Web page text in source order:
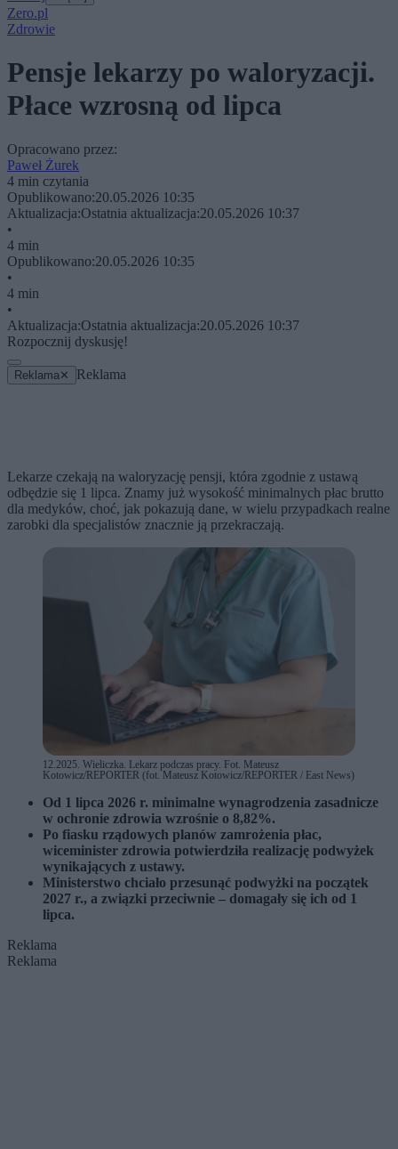
Zero.pl
Zdrowie
Pensje lekarzy po waloryzacji.
Płace wzrosną od lipca
Opracowano przez:
Paweł Żurek
4 min czytania
Opublikowano:20.05.2026 10:35
Aktualizacja:Ostatnia aktualizacja:20.05.2026 10:37
•
4 min
Opublikowano:20.05.2026 10:35
•
4 min
•
Aktualizacja:Ostatnia aktualizacja:20.05.2026 10:37
Rozpocznij dyskusję!
Reklama ✕ Reklama
Lekarze czekają na waloryzację pensji, która zgodnie z ustawą
odbędzie się 1 lipca. Znamy już wysokość minimalnych płac brutto
dla medyków, choć, jak pokazują dane, w wielu przypadkach realne
zarobki dla specjalistów znacznie ją przekraczają.
12.2025. Wieliczka. Lekarz podczas pracy. Fot. Mateusz
Kotowicz/REPORTER (fot. Mateusz Kotowicz/REPORTER / East News)
Od 1 lipca 2026 r. minimalne wynagrodzenia zasadnicze
w ochronie zdrowia wzrośnie o 8,82%.
Po fiasku rządowych planów zamrożenia płac,
wiceminister zdrowia potwierdziła realizację podwyżek
wynikających z ustawy.
Ministerstwo chciało przesunąć podwyżki na początek
2027 r., a związki przeciwnie – domagały się ich od 1
lipca.
Reklama
Reklama